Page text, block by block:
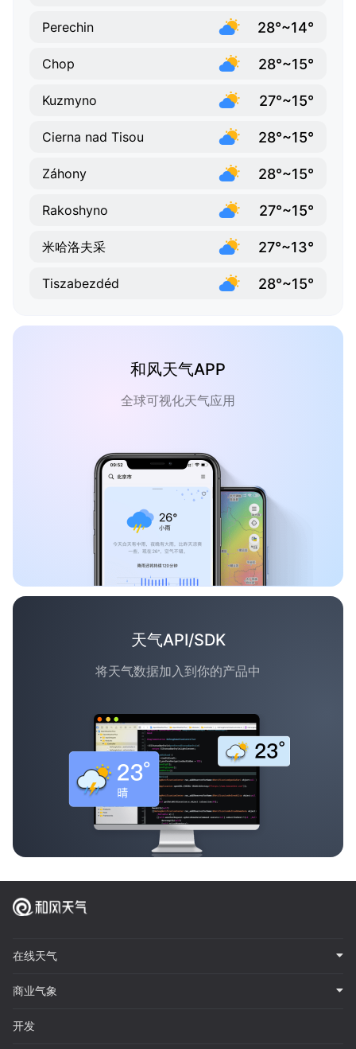
Perechin 28°~14°
Chop 28°~15°
Kuzmyno 27°~15°
Cierna nad Tisou 28°~15°
Záhony 28°~15°
Rakoshyno 27°~15°
米哈洛夫采 27°~13°
Tiszabezdéd 28°~15°
和风天气APP
全球可视化天气应用
天气API/SDK
将天气数据加入到你的产品中
在线天气
商业气象
开发